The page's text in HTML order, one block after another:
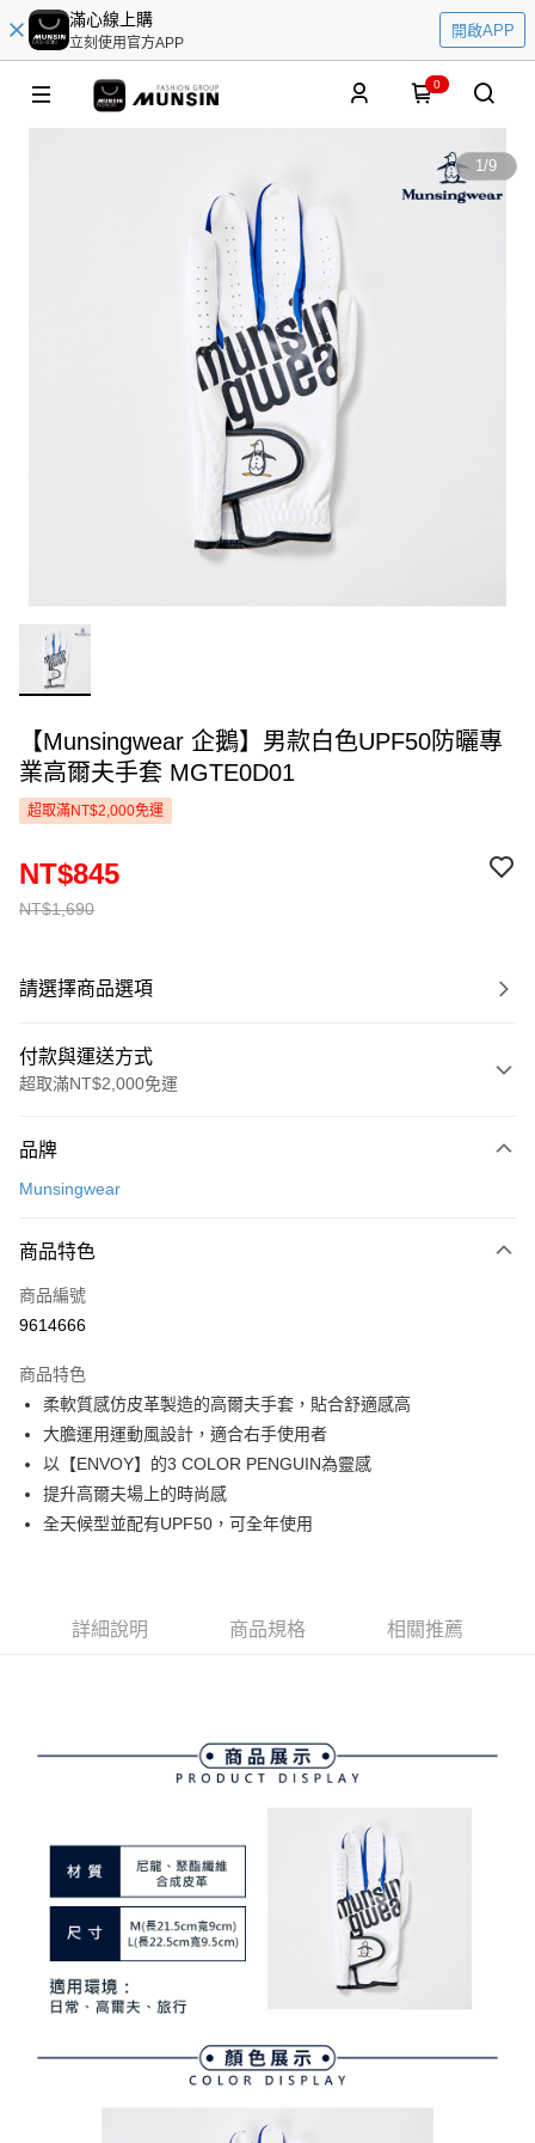
滿心線上購
立刻使用官方APP
開啟APP
0
1/9
【Munsingwear 企鵝】男款白色UPF50防曬專
業高爾夫手套 MGTE0D01
超取滿NT$2,000免運
NT$1,690
NT$845
請選擇商品選項
付款與運送方式
超取滿NT$2,000免運
信用卡一次付款
LINE Pay
Apple Pay
悠遊付
大哥付你分期
相關說明
【大哥付你分期使用說明】
1.本服務由台灣大哥大提供，台灣大哥大用戶可立即使用無須另外申請。
2.付款方式選擇「大哥付你分期」，訂單成立後會自動跳轉到大哥付的交易
消。如遇「轉專審核」未通過狀況，表示未達大哥付你分期系統評分，恕無
2.透過簡訊連結打開帳單後，可選擇「超商條碼／台灣大直營門市／銀行轉
帳／街口支付／iPASS MONEY」等通路繳費。
1.本服務係由「台灣大哥大股份有限公司」（以下簡稱本公司）所提供，讓
用戶於交易時，得透過本服務購買商品或服務，並由商店將買賣／分期付款
買賣價金債權讓與本公司後，依約使用本公司帳單繳交帳款。
2.基於同意付款使用「大哥付你分期」之契約關係目的，商店將以您的個人
資料（包含姓名、電話或地址）提供予台灣大哥大進項蒐集、處理及利用，
由本公司與您本人進行分期帳單所需資料之確認、核對及更正。
3.完整用戶服務條款，請詳閱以下連結：
https://oppay.tw/userRule
AFTEE先享後付
相關說明
１．簡單：不需註冊會員、不需綁卡、不需儲值。
結帳頁面，進行簡訊認證並確認金額後，即可完成結帳。
２．訂單成立數日內，您將收到繳費通知簡訊。
※ 請注意：結帳手續完成當下不需立刻繳費，但若您需要取消訂單，請聯絡
購買商品的店家。未經商家同意取消之訂單仍視為有效，需透過AFTEE先享
後付繳納相關費用。
※ 交易是否成功請以「AFTEE先享後付 」之結帳頁面顯示為準，若有關於
是否繳費成功／繳費後需取消欲退款等相關疑問，請聯繫「AFTEE先享後付
客戶支援中心」https://netprotections.freshdesk.com/support/home
【注意事項】
１．透過由恩沛科技股份有限公司提供之「AFTEE先享後付」服務完成之交
權轉讓予恩沛科技股份有限公司。
２．關於個人資料處理事宜，請瀏覽以下網址：
運送方式
付款後全家取貨
每筆NT$80，滿NT$2,000(含以上)免運費
每筆NT$80，滿NT$2,000(含以上)免運費
付款後萊爾富取貨
每筆NT$80，滿NT$2,000(含以上)免運費
7-11取貨付款
每筆NT$80，滿NT$2,000(含以上)免運費
付款後7-11取貨
每筆NT$80，滿NT$2,000(含以上)免運費
品牌
Munsingwear
商品特色
商品編號
9614666
商品特色
柔軟質感仿皮革製造的高爾夫手套，貼合舒適感高
大膽運用運動風設計，適合右手使用者
以【ENVOY】的3 COLOR PENGUIN為靈感
提升高爾夫場上的時尚感
全天候型並配有UPF50，可全年使用
詳細說明 商品規格 相關推薦